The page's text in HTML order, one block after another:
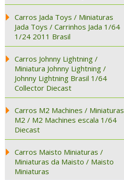
Carros Jada Toys / Miniaturas
Jada Toys / Carrinhos Jada 1/64
1/24 2011 Brasil
Carros Johnny Lightning /
Miniatura Johnny Lightning /
Johnny Lightning Brasil 1/64
Collector Diecast
Carros M2 Machines / Miniaturas
M2 / M2 Machines escala 1/64
Diecast
Carros Maisto Miniaturas /
Miniaturas da Maisto / Maisto
Miniaturas